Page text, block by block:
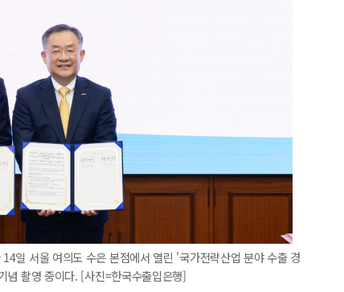
일 서울 여의도 수은 본점에서 열린 '국가전략산업 분야 수출 경
념 촬영 중이다. [사진=한국수출입은행]